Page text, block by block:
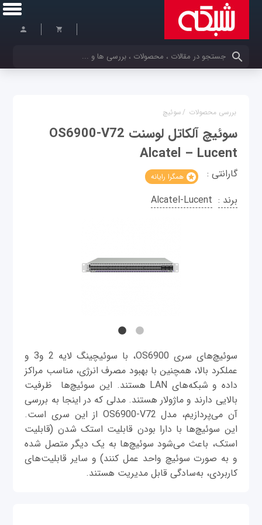
کلمات کلیدی خود را وارد کنید
بررسی محصولات /سوئیچ
سوئیچ آلکاتل لوسنت OS6900-V72
Alcatel – Lucent
گارانتی : همگرا رایانه
برند : Alcatel-Lucent
سوئیچ‌های سری OS6900، با سوئیچینگ لایه 2 و3 و
عملکرد بالا، همچنین با بهبود مصرف انرژی، مناسب مراکز
داده و شبکه‌های LAN هستند. این سوئیچ‌ها ظرفیت
بالایی دارند و ماژولار هستند. مدلی که در اینجا به بررسی
آن می‌پردازیم، مدل OS6900-V72 از این سری است.
این سوئیچ‌ها با دارا بودن قابلیت استک شدن (قابلیت
استک، باعث می‌شود سوئیچ‌ها به یک دیگر متصل شده
و به صورت سوئیچ واحد عمل کنند) و سایر قابلیت‌های
کاربردی، به‌سادگی قابل مدیریت هستند.